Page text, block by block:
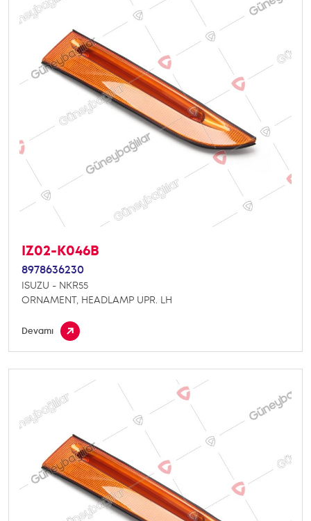
IZ02-K046B
8978636230
ISUZU - NKR55
ORNAMENT, HEADLAMP UPR. LH
Devamı